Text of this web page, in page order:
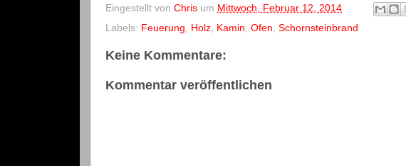
Eingestellt von Chris um Mittwoch, Februar 12, 2014
Labels: Feuerung, Holz, Kamin, Ofen, Schornsteinbrand
Keine Kommentare:
Kommentar veröffentlichen